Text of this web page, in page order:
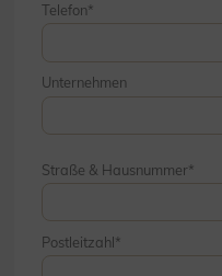
Telefon
Unternehmen
Straße & Hausnummer
Postleitzahl